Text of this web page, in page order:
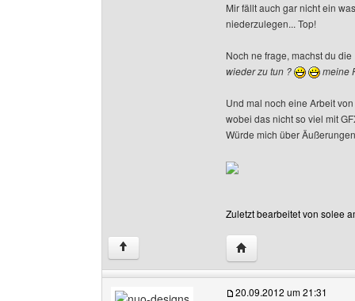
Mir fällt auch gar nicht ein
niederzulegen... Top!
Noch ne frage, machst du
wieder zu tun ?
meine
Und mal noch eine Arbeit von
wobei das nicht so viel mit
Würde mich über
Zuletzt bearbeitet von solee
↑ Website dieses
20.09.2012 um 21:31